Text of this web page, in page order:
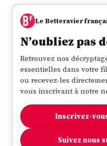
Le Betteravier
N’oubliez pas
Retrouvez nos
essentielles dans votre
ou recevez-les
vous inscrivant à notre
Inscrivez-
Suivez nous